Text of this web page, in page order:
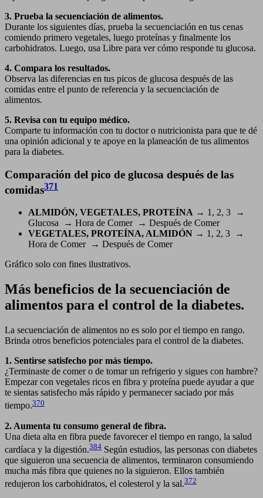
3. Prueba la secuenciación de alimentos.
Durante los siguientes días, prueba la secuenciación en tus cenas
comiendo primero vegetales, luego proteínas y finalmente los
carbohidratos. Luego, usa Libre para ver cómo responde tu glucosa.
4. Compara los resultados.
Observa las diferencias en tus picos de glucosa después de las
comidas entre el punto de referencia y la secuenciación de
alimentos.
5. Revisa con tu equipo médico.
Comparte tu información con tu doctor o nutricionista para que te dé
una opinión adicional y te apoye en la planeación de tus alimentos
para la diabetes.
Comparación del pico de glucosa después de las
comidas371
ALMIDÓN, VEGETALES, PROTEÍNA → 1, 2, 3 →
Glucosa → Hora de Comer → Después de Comer
VEGETALES, PROTEÍNA, ALMIDÓN → 1, 2, 3 →
Hora de Comer → Después de Comer
Gráfico solo con fines ilustrativos.
Más beneficios de la secuenciación de
alimentos para el control de la diabetes.
La secuenciación de alimentos no es solo por el tiempo en rango.
Brinda otros beneficios potenciales para el control de la diabetes.
1. Sentirse satisfecho por más tiempo.
¿Terminaste de comer o de tomar un refrigerio y sigues con hambre?
Empezar con vegetales ricos en fibra y proteína puede ayudar a que
te sientas satisfecho más rápido y permanecer saciado por más
tiempo.370
2. Aumenta tu consumo general de fibra.
Una dieta alta en fibra puede favorecer el tiempo en rango, la salud
cardíaca y la digestión.384 Según estudios, las personas con diabetes
que siguieron una secuencia de alimentos, terminaron consumiendo
mucha más fibra que quienes no la siguieron. Ellos también
redujeron los carbohidratos, el colesterol y la sal.372